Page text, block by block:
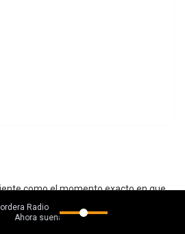
como el momento exacto en que
amor y finalmente decide cerrarse,
Radio
Ahora suena